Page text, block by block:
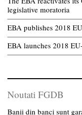
legislative moratoria
EBA publishes 2018
EBA launches 2018
Noutati FGDB
Banii din banci sunt